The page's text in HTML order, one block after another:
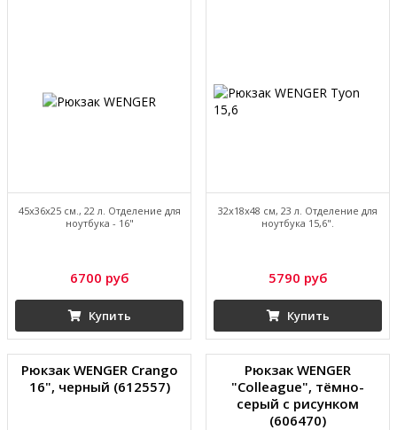
45х36х25 см., 22 л. Отделение для
ноутбука - 16"
6700 руб
Купить
32х18х48 см, 23 л. Отделение для
ноутбука 15,6".
5790 руб
Купить
Рюкзак WENGER Crango
16", черный (612557)
Рюкзак WENGER
"Colleague", тёмно-
серый с рисунком
(606470)